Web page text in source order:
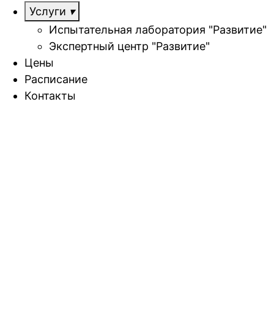
Услуги
Испытательная лаборатория "Развитие"
Экспертный центр "Развитие"
Цены
Расписание
Контакты